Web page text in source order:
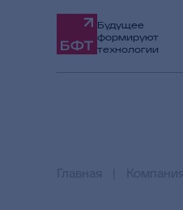
Будущее
формируют
технологии